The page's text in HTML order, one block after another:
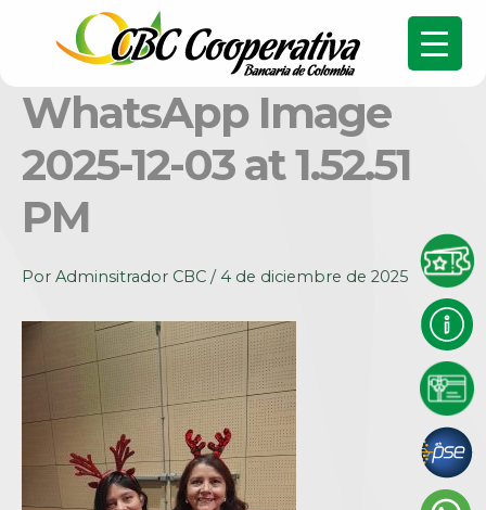
WhatsApp Image
2025-12-03 at 1.52.51
PM
Por Adminsitrador CBC / 4 de diciembre de 2025